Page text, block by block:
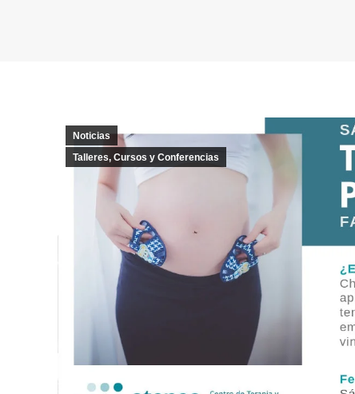
Noticias
Talleres, Cursos y Conferencias